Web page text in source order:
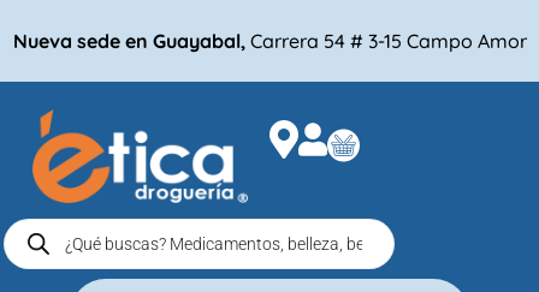
Nueva sede en Guayabal, Carrera 54 # 3-15 Campo Amor